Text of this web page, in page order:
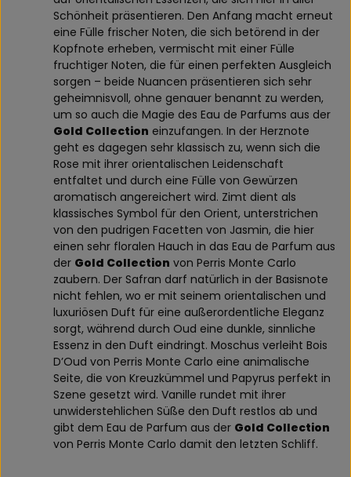
Schönheit präsentieren. Den Anfang macht erneut
eine Fülle frischer Noten, die sich betörend in der
Kopfnote erheben, vermischt mit einer Fülle
fruchtiger Noten, die für einen perfekten Ausgleich
sorgen – beide Nuancen präsentieren sich sehr
geheimnisvoll, ohne genauer benannt zu werden,
um so auch die Magie des Eau de Parfums aus der
Gold Collection einzufangen. In der Herznote
geht es dagegen sehr klassisch zu, wenn sich die
Rose mit ihrer orientalischen Leidenschaft
entfaltet und durch eine Fülle von Gewürzen
aromatisch angereichert wird. Zimt dient als
klassisches Symbol für den Orient, unterstrichen
von den pudrigen Facetten von Jasmin, die hier
einen sehr floralen Hauch in das Eau de Parfum aus
der Gold Collection von Perris Monte Carlo
zaubern. Der Safran darf natürlich in der Basisnote
nicht fehlen, wo er mit seinem orientalischen und
luxuriösen Duft für eine außerordentliche Eleganz
sorgt, während durch Oud eine dunkle, sinnliche
Essenz in den Duft eindringt. Moschus verleiht Bois
D’Oud von Perris Monte Carlo eine animalische
Seite, die von Kreuzkümmel und Papyrus perfekt in
Szene gesetzt wird. Vanille rundet mit ihrer
unwiderstehlichen Süße den Duft restlos ab und
gibt dem Eau de Parfum aus der Gold Collection
von Perris Monte Carlo damit den letzten Schliff.